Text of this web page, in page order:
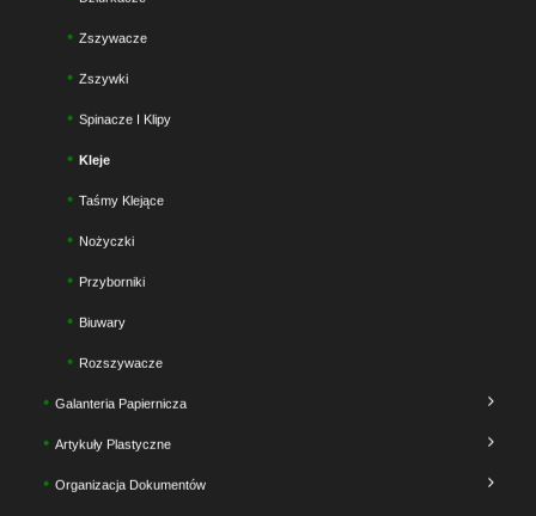
Zszywacze
Zszywki
Spinacze I Klipy
Kleje
Taśmy Klejące
Nożyczki
Przyborniki
Biuwary
Rozszywacze
Galanteria Papiernicza
Artykuły Plastyczne
Organizacja Dokumentów